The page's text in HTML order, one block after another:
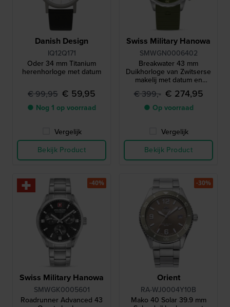
Danish Design
IQ12Q171
Oder 34 mm Titanium
herenhorloge met datum
€ 99,95 € 59,95
● Nog 1 op voorraad
Vergelijk
Bekijk Product
Swiss Military Hanowa
SMWGN0006402
Breakwater 43 mm
Duikhorloge van Zwitserse
makelij met datum en
interne duikring
€ 399,- € 274,95
● Op voorraad
Vergelijk
Bekijk Product
Swiss Military Hanowa
SMWGK0005601
Roadrunner Advanced 43
-40%
Orient
RA-WJ0004Y10B
Mako 40 Solar 39.9 mm
-30%